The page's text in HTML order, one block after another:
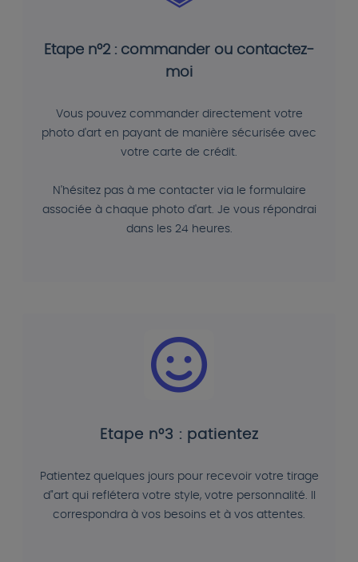
Etape n°2 : commander ou contactez-
moi
Vous pouvez commander directement votre
photo d'art en payant de manière sécurisée avec
votre carte de crédit.
N'hésitez pas à me contacter via le formulaire
associée à chaque photo d'art. Je vous répondrai
dans les 24 heures.
Etape n°3 : patientez
Patientez quelques jours pour recevoir votre tirage
d"art qui reflétera votre style, votre personnalité. Il
correspondra à vos besoins et à vos attentes.